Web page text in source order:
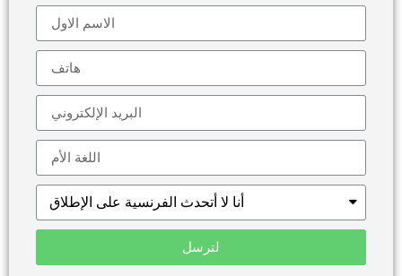
لترسل